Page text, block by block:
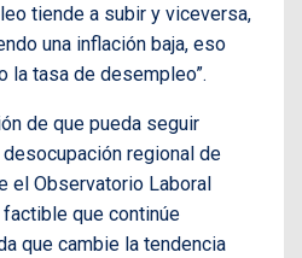
tiende a subir y viceversa,
una inflación baja, eso
la tasa de desempleo”.
de que pueda seguir
regional de
el Observatorio Laboral
que continúe
que cambie la tendencia